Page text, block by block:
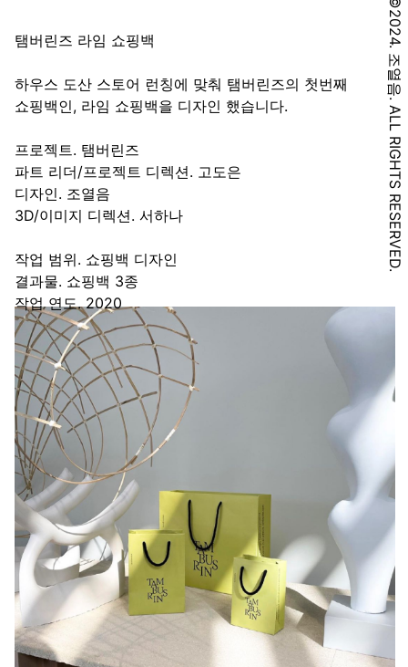
탬버린즈 라임 쇼핑백
하우스 도산 스토어 런칭에 맞춰 탬버린즈의 첫번째
쇼핑백인, 라임 쇼핑백을 디자인 했습니다.
프로젝트. 탬버린즈
파트 리더/프로젝트 디렉션. 고도은
디자인. 조열음
3D/이미지 디렉션. 서하나
작업 범위. 쇼핑백 디자인
결과물. 쇼핑백 3종
작업 연도. 2020
©2024. 조열음. ALL RIGHTS RESERVED.